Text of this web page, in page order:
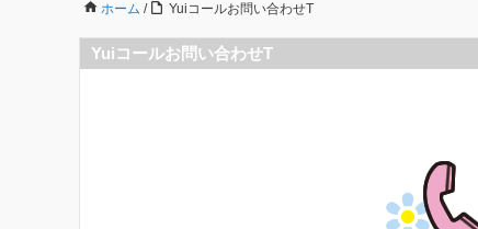
ホーム / Yuiコールお問い合わせT
Yuiコールお問い合わせT